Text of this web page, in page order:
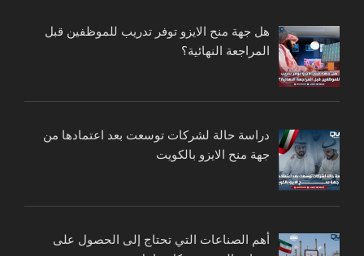
هل جهة منح الايزو توفر تدريب للموظفين قبل
المراجعة النهائية؟
دراسة حالة لشركات توسعت بعد اعتمادها من
جهة منح الايزو بالكويت
أهم الصناعات التي تحتاج إلى الحصول على